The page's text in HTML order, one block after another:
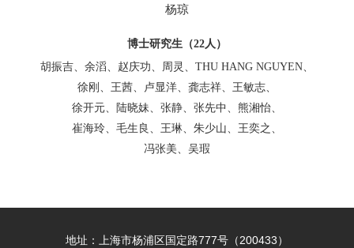
杨琼
博士研究生（22 人）
胡振吉、余滔、赵庆功、周灵、 THU HANG NGUYEN
徐刚、王茜、卢显洋、龚志祥、王敏志、
徐开元、陆晓妹、张静、张先中、熊湘怡、
崔海玲、毛生良、王琳、朱少山、王奕之、
冯张美、吴瑕
地址：上海市杨浦区国定路777号（200433）